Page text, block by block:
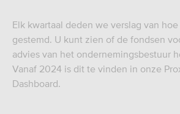
Elk kwartaal deden we verslag van
gestemd. U kunt zien of de fondsen
advies van het ondernemingsbestuur
Vanaf 2024 is dit te vinden in onze
Dashboard.